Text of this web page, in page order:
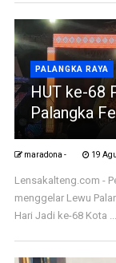
PALANGKA RAYA
HUT ke-68
Palangka
maradona - 19
Lensakalteng.com -
menggelar Lewu
Hari Jadi ke-68 Kota ...